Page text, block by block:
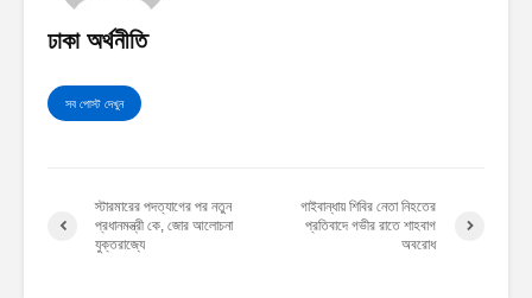
ঢাকা অর্থনীতি
সব পোস্ট দেখুন
স্টারমারের পদত্যাগের পর নতুন
প্রধানমন্ত্রী কে, জোর আলোচনা
যুক্তরাজ্যে
গাইবান্ধায় শিবির নেতা নিহতের
প্রতিবাদে গভীর রাতে শাহবাগ
অবরোধ